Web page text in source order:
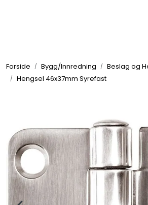
Forside Bygg/Innredning Beslag og
Hengsel 46x37mm Syrefast
Elektrisk
Komfort
VVS
Motor/Styring